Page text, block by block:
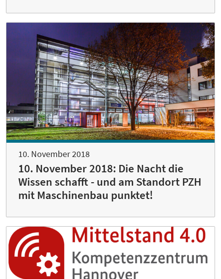
10. November 2018
10. November 2018: Die Nacht die
Wissen schafft - und am Standort PZH
mit Maschinenbau punktet!